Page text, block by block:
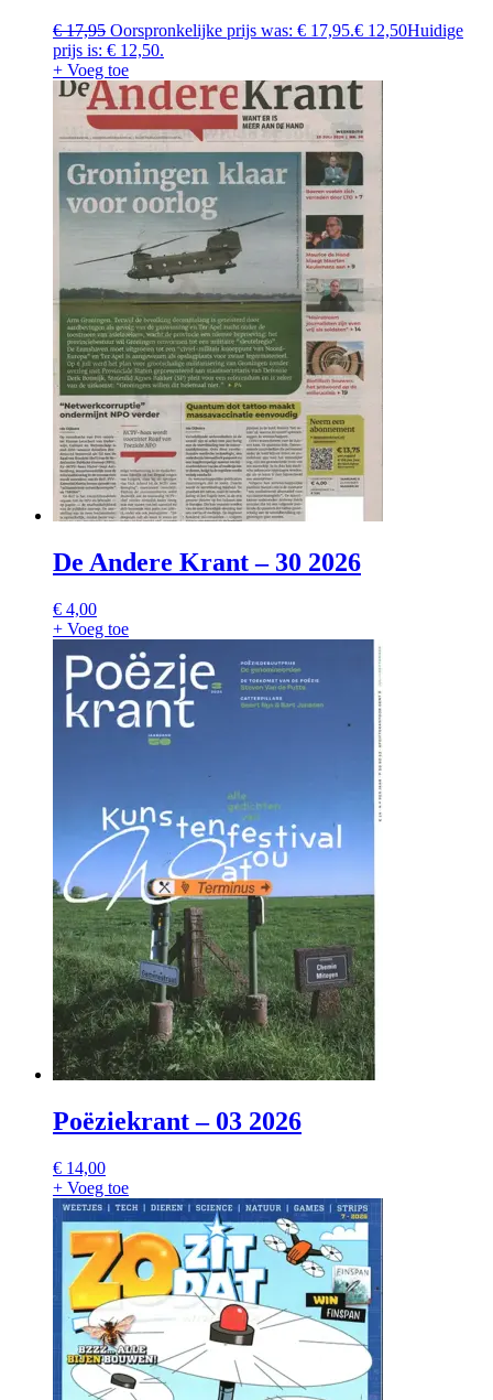
€17,95 Oorspronkelijke prijs was: € 17,95.€ 12,50Huidige
prijs is: € 12,50.
+ Voeg toe
De Andere Krant – 30 2026
€ 4,00
+ Voeg toe
Poëziekrant – 03 2026
€ 14,00
+ Voeg toe